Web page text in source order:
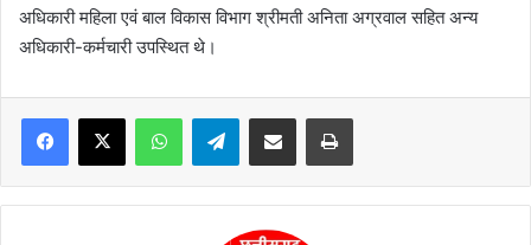
अधिकारी महिला एवं बाल विकास विभाग श्रीमती अनिता अग्रवाल सहित अन्य
अधिकारी-कर्मचारी उपस्थित थे।
Telegram